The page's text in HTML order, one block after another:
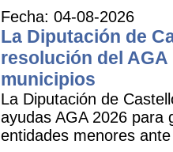
Fecha: 04-08-2026
La Diputación de
resolución del
municipios
La Diputación de
ayudas AGA 2026 para
entidades menores